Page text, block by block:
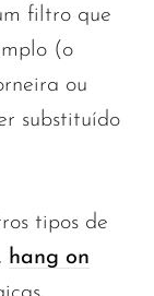
filtro que
(o
ou
substituído
tipos de
hang on